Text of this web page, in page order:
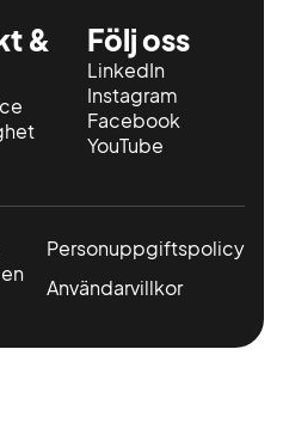
&
Följ oss
LinkedIn
Instagram
Facebook
YouTube
Personuppgiftspolicy
Användarvillkor